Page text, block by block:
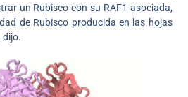
un Rubisco con su RAF1 asociada,
de Rubisco producida en las hojas
dijo.